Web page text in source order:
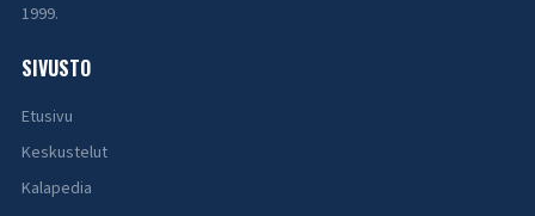
1999.
SIVUSTO
Etusivu
Keskustelut
Kalapedia